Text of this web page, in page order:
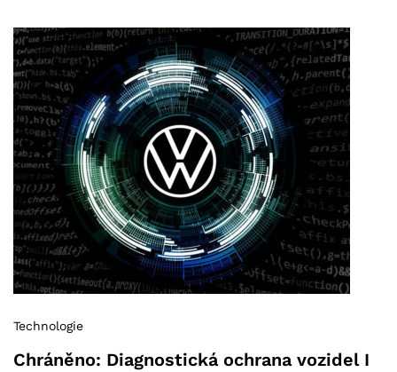
Technologie
Chráněno: Diagnostická ochrana vozidel I